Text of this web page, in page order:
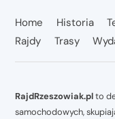
Home Historia
Rajdy
Trasy
RajdRzeszowiak.plto
samochodowych,